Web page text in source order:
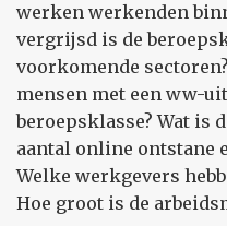
werken werkenden
vergrijsd is de
voorkomende
mensen met een ww-
beroepsklasse? Wat is
aantal online ontstane
Welke werkgevers
Hoe groot is de